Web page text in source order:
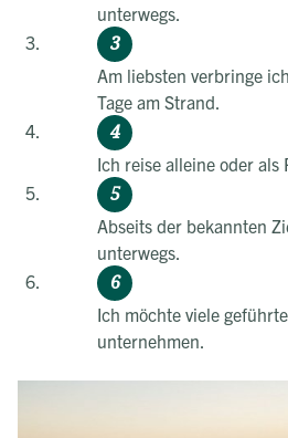
unterwegs.
Am liebsten verbringe
Tage am Strand.
Ich reise alleine oder als
Abseits der bekannten
unterwegs.
Ich möchte viele
unternehmen.